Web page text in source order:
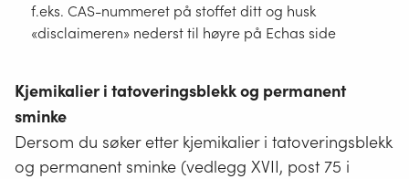
f.eks. CAS-nummeret på stoffet ditt og husk
«disclaimeren» nederst til høyre på Echas side
Kjemikalier i tatoveringsblekk og permanent
sminke
Dersom du søker etter kjemikalier i tatoveringsblekk
og permanent sminke (vedlegg XVII, post 75 i